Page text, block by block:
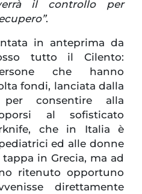
il controllo per
.
in anteprima da
tutto il Cilento:
che hanno
fondi, lanciata dalla
consentire alla
al sofisticato
che in Italia è
ed alle donne
in Grecia, ma ad
ritenuto opportuno
direttamente